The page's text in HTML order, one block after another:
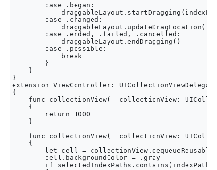
        case .began:
        case .changed:
        case .ended, .failed, .cancelled:
            draggableLayout.endDragging()
        case .possible:
            break
        }
    }
}
extension ViewController:
{
func collectionView(_ collectionView:
    {
        return 1000
    }
func collectionView(_ collectionView:
    {
let cell =
        cell.backgroundColor = .gray
if selectedIndexPaths.contains(indexPath)